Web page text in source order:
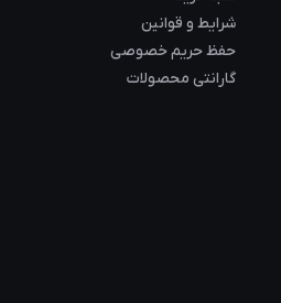
شرایط و قوانین
حفظ حریم خصوصی
گارانتی محصولات